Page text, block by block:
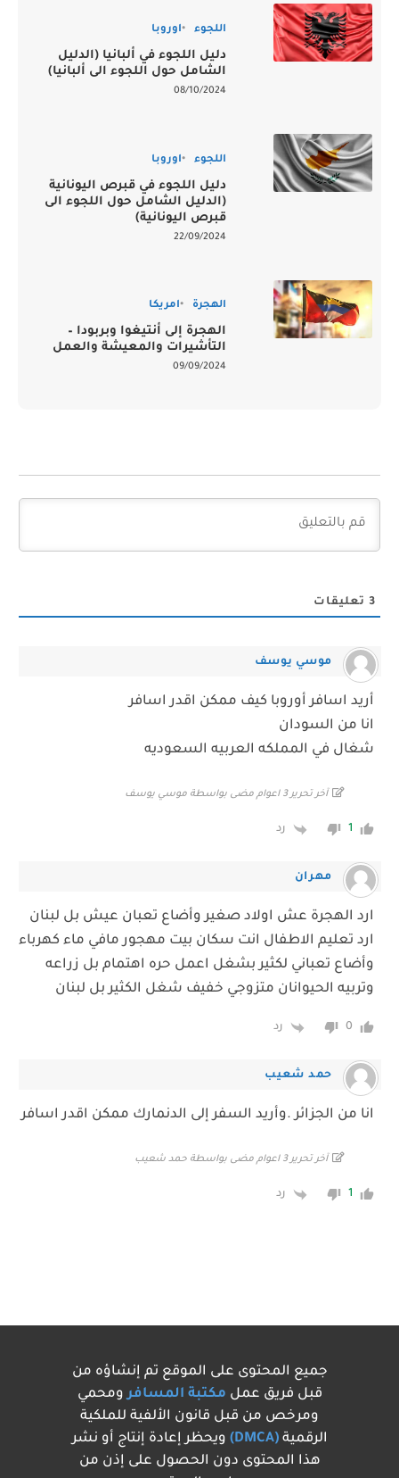
اللجوء اوروبا
دليل اللجوء في ألبانيا (الدليل
الشامل حول اللجوء الى ألبانيا)
08/10/2024
اللجوء اوروبا
دليل اللجوء في قبرص اليونانية
(الدليل الشامل حول اللجوء الى
قبرص اليونانية)
22/09/2024
الهجرة امريكا
الهجرة إلى أنتيغوا وبربودا –
التأشيرات والمعيشة والعمل
09/09/2024
3 تعليقات
موسي يوسف
أريد اسافر أوروبا كيف ممكن اقدر اسافر
انا من السودان
شغال في المملكه العربيه السعوديه
آخر تحرير 3 اعوام مضى بواسطة موسي يوسف
1 رد
مهران
ارد الهجرة عش اولاد صغير وأضاع تعبان عيش بل لبنان
ارد تعليم الاطفال انت سكان بيت مهجور مافي ماء كهرباء
وأضاع تعباني لكثير بشغل اعمل حره اهتمام بل زراعه
وتربيه الحيوانان متزوجي خفيف شغل الكثير بل لبنان
0 رد
حمد شعيب
انا من الجزائر .وأريد السفر إلى الدنمارك ممكن اقدر اسافر
آخر تحرير 3 اعوام مضى بواسطة حمد شعيب
1 رد
جميع المحتوى على الموقع تم إنشاؤه من
قبل فريق عمل مكتبة المسافر ومحمي
ومرخص من قبل قانون الألفية للملكية
الرقمية(DMCA)
ويحظر إعادة إنتاج أو نشر
هذا المحتوى دون الحصول على إذن من